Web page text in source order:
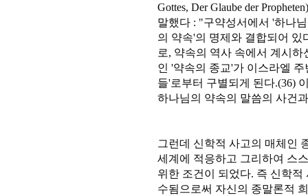
Gottes, Der Glaube der
말했다 : "구약성서에서 '하나
의 약속'의 명제와 결합되어
로, 약속의 역사 속에서 계시
인 '약속의 종교'가 이스라엘
들'로부터 구별되게 된다.(36)
하나님의 약속의 말씀의 사건
그런데 신학적 사고의 매체인
세계에 적응하고 그리하여 스
위한 조건이 되었다. 즉 신학
수됨으로써 자신의 종말론적